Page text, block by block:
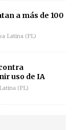
a más de 100
Latina (PL)
uso de IA
(PL)